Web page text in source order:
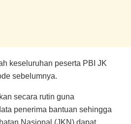
keseluruhan peserta PBI JK
sebelumnya.
secara rutin guna
penerima bantuan sehingga
Nasional (JKN) dapat